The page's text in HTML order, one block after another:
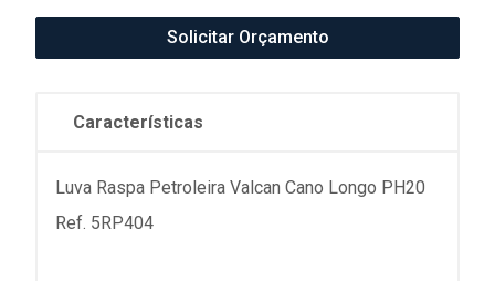
Solicitar Orçamento
Características
Luva Raspa Petroleira Valcan Cano Longo PH20
Ref. 5RP404